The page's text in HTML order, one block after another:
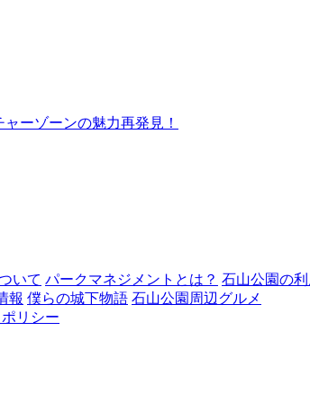
ーゾーンの魅力再発見！
いて パークマネジメントとは？ 石山公園の
報 僕らの城下物語 石山公園周辺グルメ
リシー